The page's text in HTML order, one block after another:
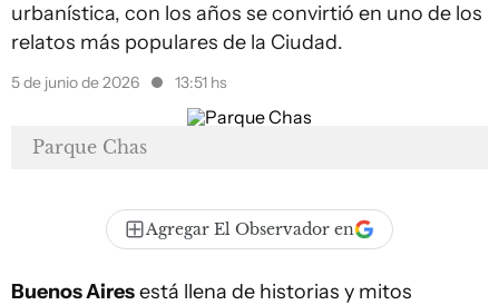
urbanística, con los años se convirtió en uno de los
relatos más populares de la Ciudad.
5 de junio de 2026 13:51 hs
Parque Chas
Agregar El Observador en
Buenos Airesestá llena de historias y mitos